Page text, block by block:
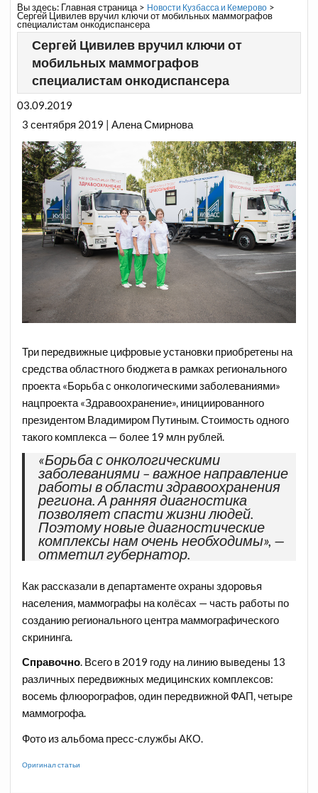
Вы здесь: Главная страница> Новости Кузбасса и Кемерово>
Сергей Цивилев вручил ключи от мобильных маммографов
специалистам онкодиспансера
Сергей Цивилев вручил ключи от
мобильных маммографов
специалистам онкодиспансера
03.09.2019
3 сентября 2019 | Алена Смирнова
Три передвижные цифровые установки приобретены на
средства областного бюджета в рамках регионального
проекта «Борьба с онкологическими заболеваниями»
нацпроекта «Здравоохранение», инициированного
президентом Владимиром Путиным. Стоимость одного
такого комплекса — более 19 млн рублей.
«Борьба с онкологическими
заболеваниями – важное направление
работы в области здравоохранения
региона. А ранняя диагностика
позволяет спасти жизни людей.
Поэтому новые диагностические
комплексы нам очень необходимы», —
отметил губернатор.
Как рассказали в департаменте охраны здоровья
населения, маммографы на колёсах — часть работы по
созданию регионального центра маммографического
скрининга.
Справочно. Всего в 2019 году на линию выведены 13
различных передвижных медицинских комплексов:
восемь флюорографов, один передвижной ФАП, четыре
маммогрофа.
Фото из альбома пресс-службы АКО.
Оригинал статьи